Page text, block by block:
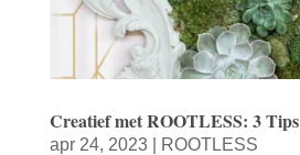
Creatief met ROOTLESS: 3 Tips
apr 24, 2023|
ROOTLESS